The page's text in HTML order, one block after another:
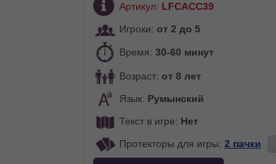
Артикул: LFCACC39
Игроки: от 2 до 5
Время: 30-60 минут
Возраст: от 8 лет
Язык: Румынский
Текст в игре: Нет
Протекторы для игры: 2 пачки